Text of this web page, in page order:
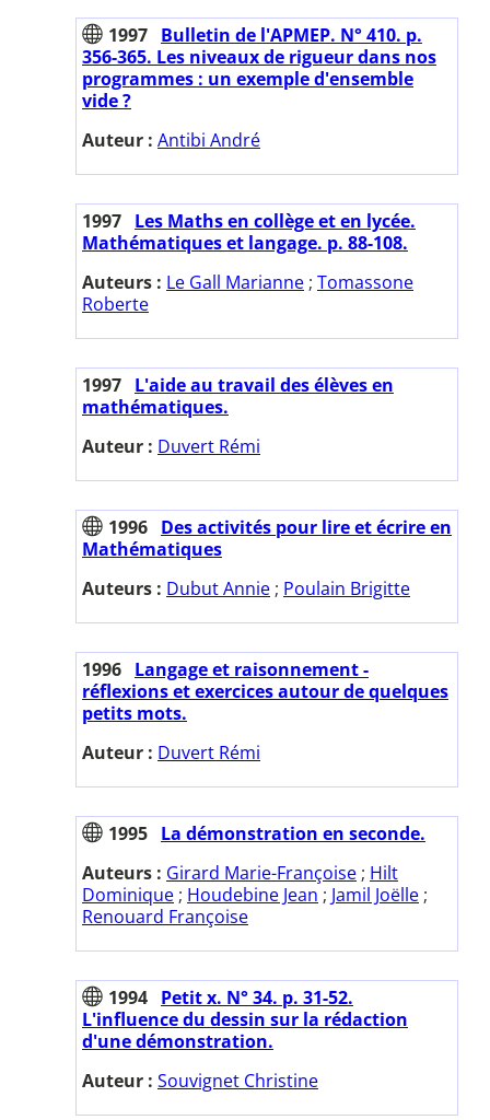
1997 Bulletin de l'APMEP. N° 410. p.
356-365. Les niveaux de rigueur dans nos
programmes : un exemple d'ensemble
vide ?
Auteur : Antibi André
1997 Les Maths en collège et en lycée.
Mathématiques et langage. p. 88-108.
Auteurs : Le Gall Marianne ; Tomassone
Roberte
1997 L'aide au travail des élèves en
mathématiques.
Auteur : Duvert Rémi
1996 Des activités pour lire et écrire en
Mathématiques
Auteurs : Dubut Annie ; Poulain Brigitte
1996 Langage et raisonnement -
réflexions et exercices autour de quelques
petits mots.
Auteur : Duvert Rémi
1995 La démonstration en seconde.
Auteurs : Girard Marie-Françoise ; Hilt
Dominique ; Houdebine Jean ; Jamil Joëlle ;
Renouard Françoise
1994 Petit x. N° 34. p. 31-52.
L'influence du dessin sur la rédaction
d'une démonstration.
Auteur : Souvignet Christine